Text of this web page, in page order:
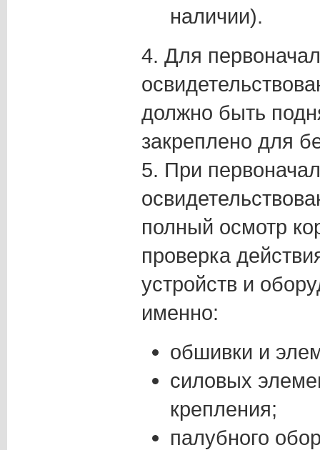
наличии).
4. Для
должно быть
закреплено для
5. При
полный осмотр
проверка
устройств и
именно:
обшивки и
силовых
крепления;
палубного